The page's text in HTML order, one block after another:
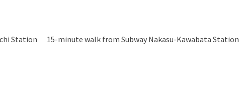
Station 15-minute walk from Subway Nakasu-Kawabata Station